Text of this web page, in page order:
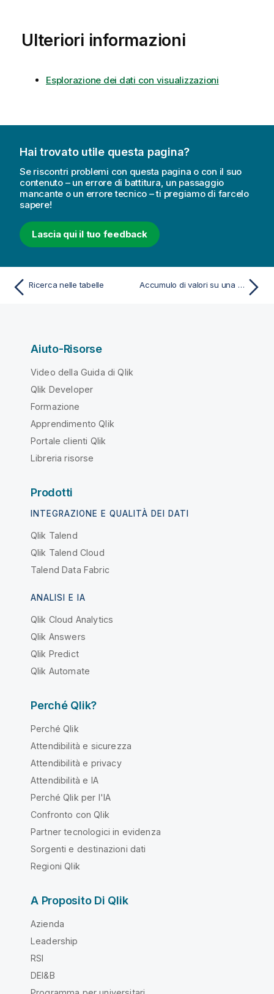
Ulteriori informazioni
Esplorazione dei dati con visualizzazioni
Hai trovato utile questa pagina?
Se riscontri problemi con questa pagina o con il suo
contenuto – un errore di battitura, un passaggio
mancante o un errore tecnico – ti pregiamo di farcelo
sapere!
Lascia qui il tuo feedback
Ricerca nelle tabelle Accumulo di valori su una dimensione all'interno di una tabella
Aiuto-Risorse
Video della Guida di Qlik
Qlik Developer
Formazione
Apprendimento Qlik
Portale clienti Qlik
Libreria risorse
Prodotti
INTEGRAZIONE E QUALITÀ DEI DATI
Qlik Talend
Qlik Talend Cloud
Talend Data Fabric
ANALISI E IA
Qlik Cloud Analytics
Qlik Answers
Qlik Predict
Qlik Automate
Perché Qlik?
Perché Qlik
Attendibilità e sicurezza
Attendibilità e privacy
Attendibilità e IA
Perché Qlik per l'IA
Confronto con Qlik
Partner tecnologici in evidenza
Sorgenti e destinazioni dati
Regioni Qlik
A Proposito Di Qlik
Azienda
Leadership
RSI
DEI&B